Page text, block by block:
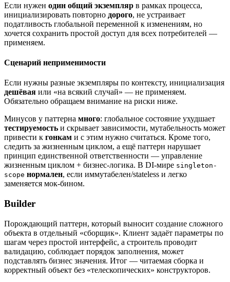
Если нужен один общий экземпляр в рамках процесса,
инициализировать повторно дорого, не устраивает
податливость глобальной переменной к изменениям, но
хочется сохранить простой доступ для всех потребителей —
применяем.
Сценарий неприменимости
Если нужны разные экземпляры по контексту, инициализация
дешёвая или «на всякий случай» — не применяем.
Обязательно обращаем внимание на риски ниже.
Минусов у паттерна много: глобальное состояние ухудшает
тестируемость и скрывает зависимости, мутабельность может
привести к гонкам и с этим нужно считаться. Кроме того,
следить за жизненным циклом, а ещё паттерн нарушает
принцип единственной ответственности — управление
жизненным циклом + бизнес-логика. В DI-мире singleton-
scope нормален, если иммутабелен/stateless и легко
заменяется мок-бином.
Builder
Порождающий паттерн, который выносит создание сложного
объекта в отдельный «сборщик». Клиент задаёт параметры по
шагам через простой интерфейс, а строитель проводит
валидацию, соблюдает порядок заполнения, может
подставлять бизнес значения. Итог — читаемая сборка и
корректный объект без «телескопических» конструкторов.